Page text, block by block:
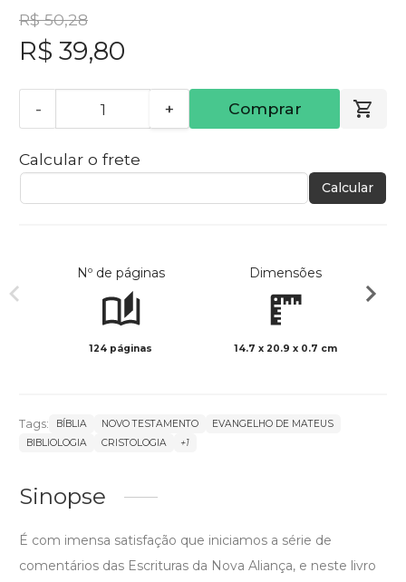
R$ 50,28
R$ 39,80
- + Comprar
Calcular o frete
Calcular
Nº de páginas
124 páginas
Dimensões
14.7 x 20.9 x 0.7 cm
Tags: BÍBLIA NOVO TESTAMENTO
EVANGELHO DE MATEUS
BIBLIOLOGIA
CRISTOLOGIA +1
Sinopse
É com imensa satisfação que iniciamos a série de
comentários das Escrituras da Nova Aliança, e neste livro